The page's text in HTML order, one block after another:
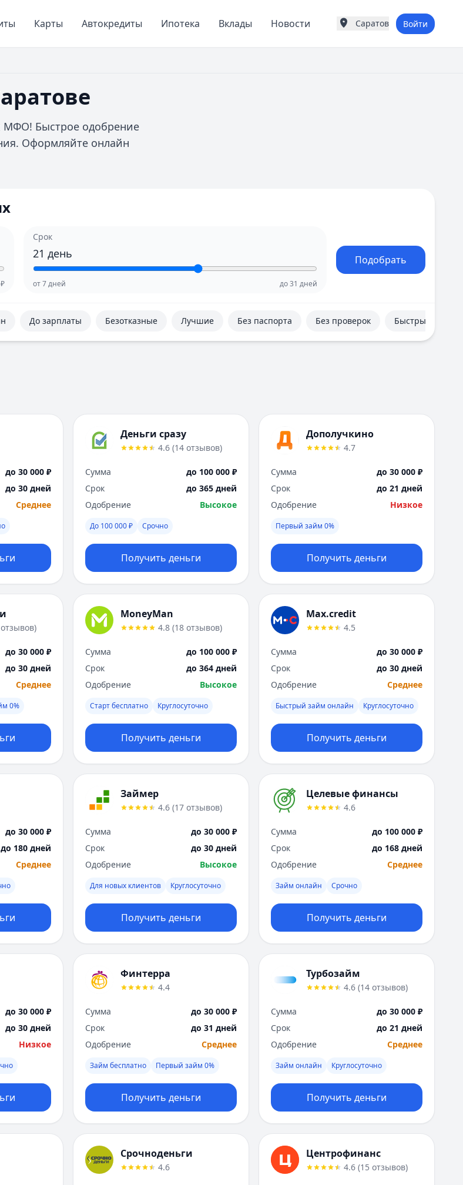
Карты Автокредиты Ипотека Вклады Новости
Города России
Воронеж
Е
Ижевск
Иркутск
Красноярск
Курск
Магнитогорск
Набережные Челны
Новокузнецк
Новосибирск
О
Оренбург
Р
Ростов-на-Дону
Рязань
С
Самара
Санкт-Петербург
Саратов
Севастополь
Томск
Тула
Тюмень
У
Ульяновск
Х
Хабаровск
Чебоксары
Челябинск
Ярославль
Вся Россия
Саратов Войти
МФО! Быстрое одобрение
Оформляйте онлайн
₽
Срок
21 день
от7дней до31 дней
Подобрать
До зарплаты Безотказные Лучшие Без паспорта Без проверок Быстрые
до 30 000 ₽
до 30 дней
Среднее
Деньги сразу
4.6 (14 отзывов)
Сумма
до 100 000 ₽
Срок
до 365 дней
Одобрение
Высокое
До 100 000 ₽ Срочно
Получить деньги
Дополучкино
4.7
Сумма
до 30 000 ₽
Срок
до 21 дней
Одобрение
Низкое
Первый займ 0%
Получить деньги
отзывов)
до 30 000 ₽
до 30 дней
Среднее
0%
MoneyMan
4.8 (18 отзывов)
Сумма
до 100 000 ₽
Срок
до 364 дней
Одобрение
Высокое
Старт бесплатно Круглосуточно
Получить деньги
Max.credit
4.5
Сумма
до 30 000 ₽
Срок
до 30 дней
Одобрение
Среднее
Быстрый займ онлайн Круглосуточно
Получить деньги
до 30 000 ₽
до 180 дней
Среднее
Займер
4.6 (17 отзывов)
Сумма
до 30 000 ₽
Срок
до 30 дней
Одобрение
Высокое
Для новых клиентов Круглосуточно
Получить деньги
Целевые финансы
4.6
Сумма
до 100 000 ₽
Срок
до 168 дней
Одобрение
Среднее
Займ онлайн Срочно
Получить деньги
до 30 000 ₽
до 30 дней
Низкое
Финтерра
4.4
Сумма
до 30 000 ₽
Срок
до 31 дней
Одобрение
Среднее
Займ бесплатно Первый займ 0%
Получить деньги
Турбозайм
4.6 (14 отзывов)
Сумма
до 30 000 ₽
Срок
до 21 дней
Одобрение
Среднее
Займ онлайн Круглосуточно
Получить деньги
Срочноденьги
4.6
Центрофинанс
4.6 (15 отзывов)